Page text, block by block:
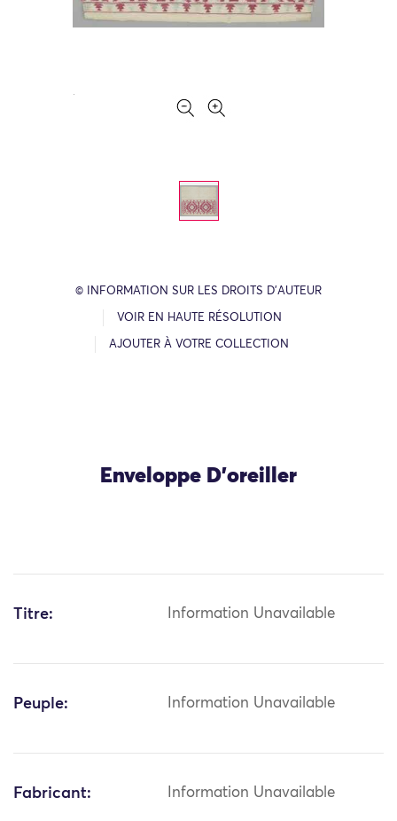
© INFORMATION SUR LES DROITS D’AUTEUR
VOIR EN HAUTE RÉSOLUTION
AJOUTER À VOTRE COLLECTION
Enveloppe D’oreiller
Titre: Information Unavailable
Peuple: Information Unavailable
Fabricant: Information Unavailable